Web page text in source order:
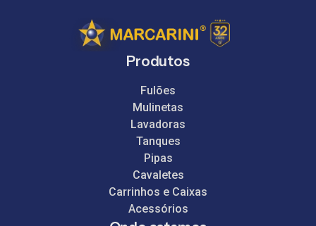
Produtos
Fulões
Mulinetas
Lavadoras
Tanques
Pipas
Cavaletes
Carrinhos e Caixas
Acessórios